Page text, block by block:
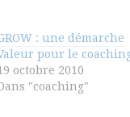
: une démarche
pour le
octobre 2010
"coaching"